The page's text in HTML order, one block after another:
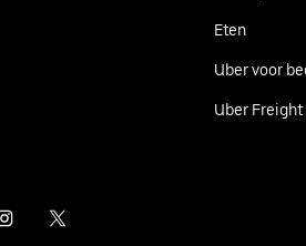
Eten
Uber voor
Uber Freight